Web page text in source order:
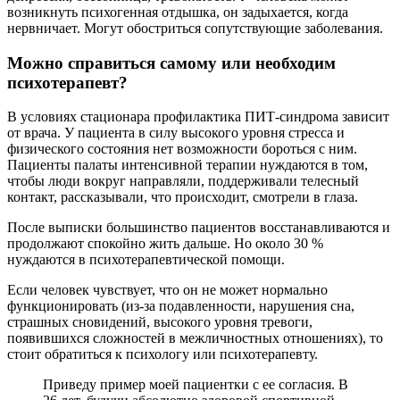
возникнуть психогенная отдышка, он задыхается, когда
нервничает. Могут обостриться сопутствующие заболевания.
Можно справиться самому или необходим
психотерапевт?
В условиях стационара профилактика ПИТ-синдрома зависит
от врача. У пациента в силу высокого уровня стресса и
физического состояния нет возможности бороться с ним.
Пациенты палаты интенсивной терапии нуждаются в том,
чтобы люди вокруг направляли, поддерживали телесный
контакт, рассказывали, что происходит, смотрели в глаза.
После выписки большинство пациентов восстанавливаются и
продолжают спокойно жить дальше. Но около 30 %
нуждаются в психотерапевтической помощи.
Если человек чувствует, что он не может нормально
функционировать (из-за подавленности, нарушения сна,
страшных сновидений, высокого уровня тревоги,
появившихся сложностей в межличностных отношениях), то
стоит обратиться к психологу или психотерапевту.
Приведу пример моей пациентки с ее согласия. В